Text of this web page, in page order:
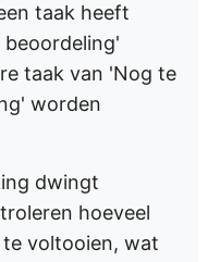
taak heeft
taak van 'Nog te
worden
dwingt
hoeveel
voltooien, wat